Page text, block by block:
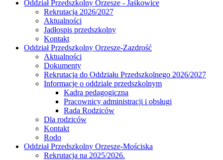
Oddział Przedszkolny Orzesze - Jaśkowice
Rekrutacja 2026/2027
Aktualności
Jadłospis przedszkolny
Kontakt
Oddział Przedszkolny Orzesze-Zazdrość
Aktualności
Dokumenty
Rekrutacja do Oddziału Przedszkolnego 2026/2027
Informacje o oddziale przedszkolnym
Kadra pedagogiczna
Pracownicy administracji i obsługi
Rada Rodziców
Dla rodziców
Kontakt
Rodo
Oddział Przedszkolny Orzesze-Mościska
Rekrutacja na 2025/2026.